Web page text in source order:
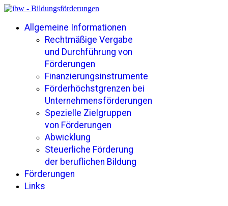
Allgemeine Informationen
Rechtmäßige Vergabe
und Durchführung von
Förderungen
Finanzierungsinstrumente
Förderhöchstgrenzen bei
Unternehmensförderungen
Spezielle Zielgruppen
von Förderungen
Abwicklung
Steuerliche Förderung
der beruflichen Bildung
Förderungen
Links